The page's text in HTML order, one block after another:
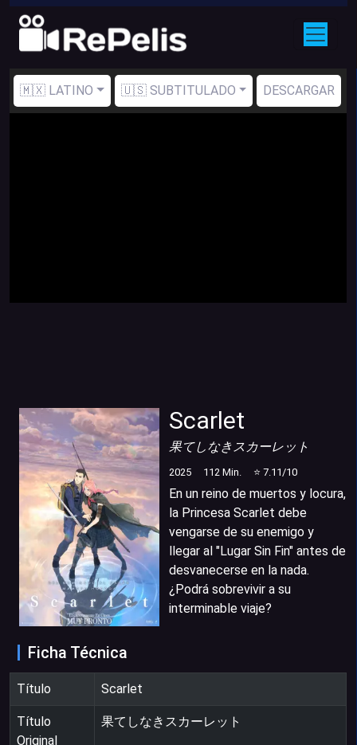
🇲🇽 LATINO 🇺🇸 SUBTITULADO DESCARGAR
Scarlet
果てしなきスカーレット
2025 112 Min. ⭐ 7.11 /10
En un reino de muertos y locura,
la Princesa Scarlet debe
vengarse de su enemigo y
llegar al "Lugar Sin Fin" antes de
desvanecerse en la nada.
¿Podrá sobrevivir a su
interminable viaje?
Ficha Técnica
Título Scarlet
Título
Original
果てしなきスカーレット